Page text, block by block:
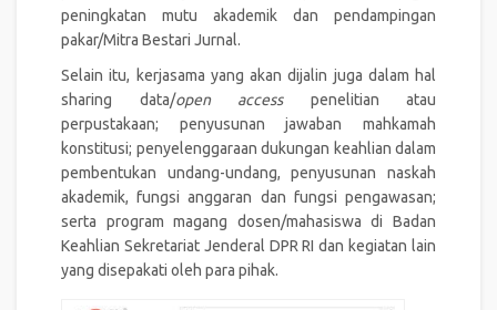
peningkatan mutu akademik dan pendampingan
pakar/Mitra Bestari Jurnal.
Selain itu, kerjasama yang akan dijalin juga dalam hal
sharing data/open accesspenelitian atau
perpustakaan; penyusunan jawaban mahkamah
konstitusi; penyelenggaraan dukungan keahlian dalam
pembentukan undang-undang, penyusunan naskah
akademik, fungsi anggaran dan fungsi pengawasan;
serta program magang dosen/mahasiswa di Badan
Keahlian Sekretariat Jenderal DPR RI dan kegiatan lain
yang disepakati oleh para pihak.